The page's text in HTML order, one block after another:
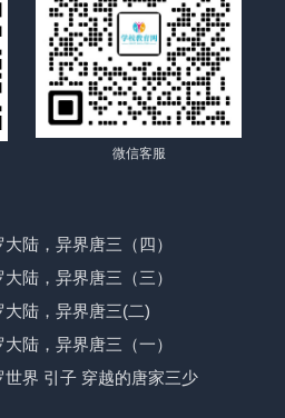
微信客服
陆，异界唐三（四）
陆，异界唐三（三）
大陆，异界唐三(二)
陆，异界唐三（一）
世界 引子 穿越的唐家三少